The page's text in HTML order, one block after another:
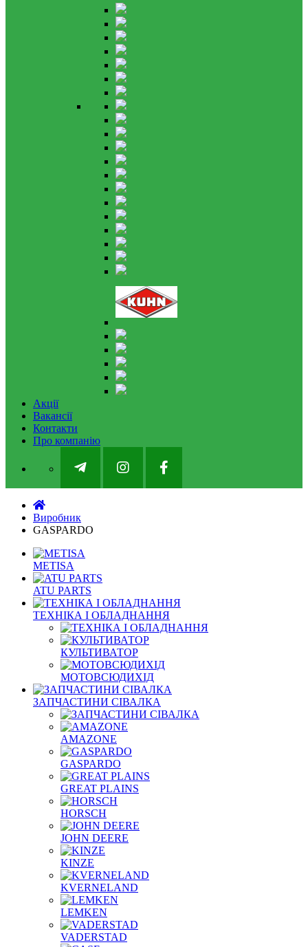
Акції
Вакансії
Контакти
Про компанію
Виробник
GASPARDO
METISA
ATU PARTS
ТЕХНІКА І ОБЛАДНАННЯ
КУЛЬТИВАТОР
МОТОВСЮДИХІД
ЗАПЧАСТИНИ СІВАЛКА
AMAZONE
GASPARDO
GREAT PLAINS
HORSCH
JOHN DEERE
KINZE
KVERNELAND
LEMKEN
VADERSTAD